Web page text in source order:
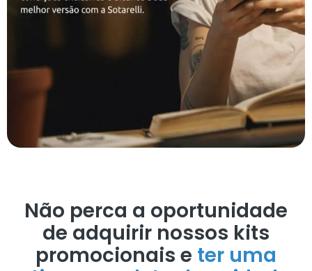
Não perca a oportunidade
de adquirir nossos kits
promocionais e ter uma